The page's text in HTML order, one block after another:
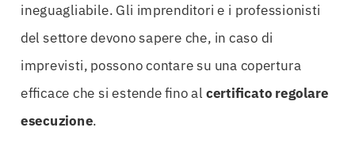
ineguagliabile. Gli imprenditori e i professionisti
del settore devono sapere che, in caso di
imprevisti, possono contare su una copertura
efficace che si estende fino al certificato regolare
esecuzione.